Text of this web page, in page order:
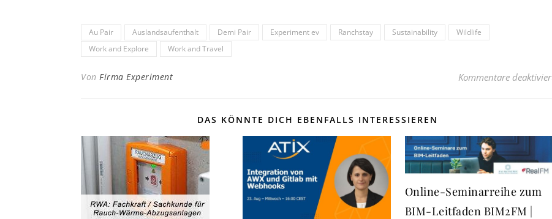
Au Pair Auslandsaufenthalt Demi Pair Experiment ev Ranchstay Sustainability
Wildlife
Work and Explore
Work and Travel
Von Firma Experiment Kommentare
DAS KÖNNTE DICH EBENFALLS INTERESSIEREN
Online-Seminarreihe zum
BIM-Leitfaden BIM2FM |